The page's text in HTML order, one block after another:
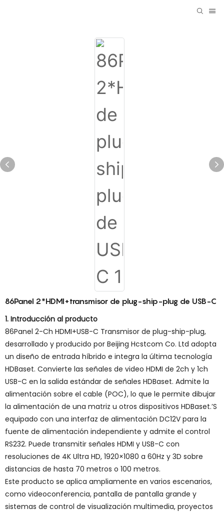
86Panel 2*HDMI+transmisor de plug-ship-plug de USB-C
1. Introducción al producto
86Panel 2-Ch HDMI+USB-C Transmisor de plug-ship-plug,
desarrollado y producido por Beijing Hcstcom Co. Ltd adopta
un diseño de entrada híbrido e integra la última tecnología
HDBaset. Convierte las señales de video HDMI de 2ch y 1ch
USB-C en la salida estándar de señales HDBaset. Admite la
alimentación sobre el cable (POC), lo que le permite dibujar
la alimentación de una matriz u otros dispositivos HDBaset.’S
equipado con una interfaz de alimentación DC12V para la
fuente de alimentación independiente y admite el control
RS232. Puede transmitir señales HDMI y USB-C con
resoluciones de 4K Ultra HD, 1920×1080 a 60Hz y 3D sobre
distancias de hasta 70 metros o 100 metros.
Este producto se aplica ampliamente en varios escenarios,
como videoconferencia, pantalla de pantalla grande y
sistemas de control de visualización multimedia, proyectos